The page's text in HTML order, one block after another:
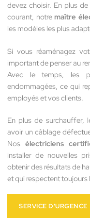
devez choisir. En plus
courant, notre maître
les modèles les plus
Si vous réaménagez
important de penser au
Avec le temps, les
endommagées, ce qui
employés et vos clients.
En plus de surchauffer,
avoir un câblage
Nos électriciens
installer de nouvelles
obtenir des résultats de
et qui respectent toujours
SERVICE D'URGENCE